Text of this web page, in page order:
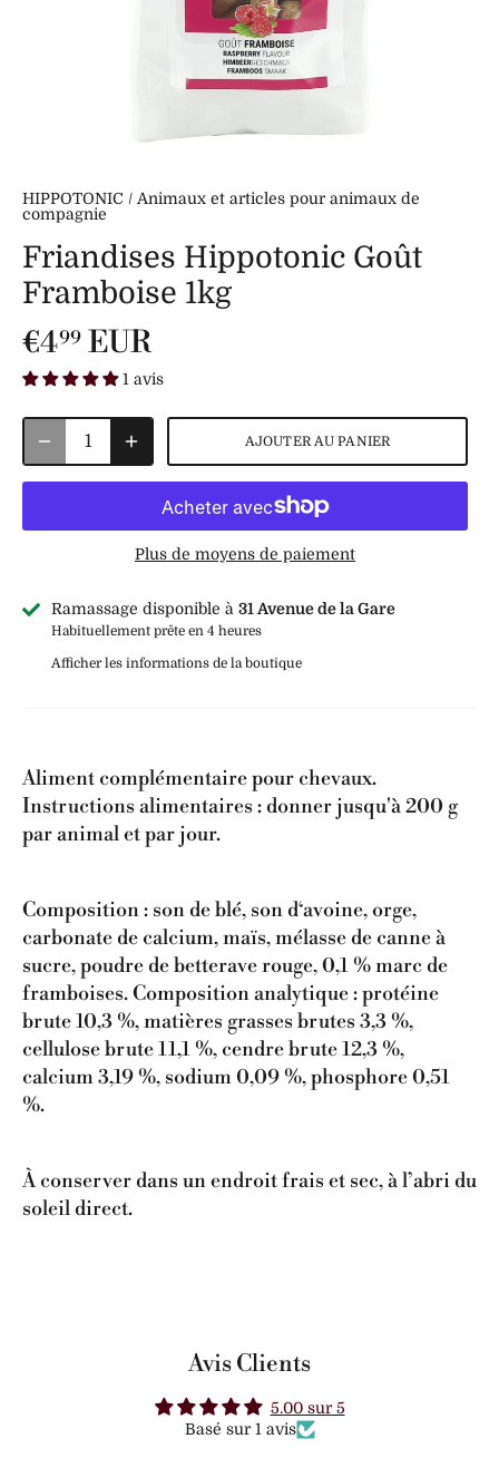
HIPPOTONIC / Animaux et articles pour animaux de
compagnie
Friandises Hippotonic Goût
Framboise 1kg
€499 EUR
1 avis
AJOUTER AU PANIER
Plus de moyens de paiement
Ramassage disponible à 31 Avenue de la Gare
Habituellement prête en 4 heures
Afficher les informations de la boutique
Aliment complémentaire pour chevaux.
Instructions alimentaires : donner jusqu'à 200 g
par animal et par jour.
Composition : son de blé, son d‘avoine, orge,
carbonate de calcium, maïs, mélasse de canne à
sucre, poudre de betterave rouge, 0,1 % marc de
framboises. Composition analytique : protéine
brute 10,3 %, matières grasses brutes 3,3 %,
cellulose brute 11,1 %, cendre brute 12,3 %,
calcium 3,19 %, sodium 0,09 %, phosphore 0,51
%.
À conserver dans un endroit frais et sec, à l’abri du
soleil direct.
Avis Clients
5.00 sur 5
Basé sur 1 avis